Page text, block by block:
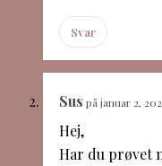
Svar
Sus på januar 2,
Hej,
Har du prøvet